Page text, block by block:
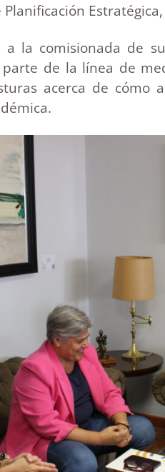
la comisionada de
de la línea de
acerca de